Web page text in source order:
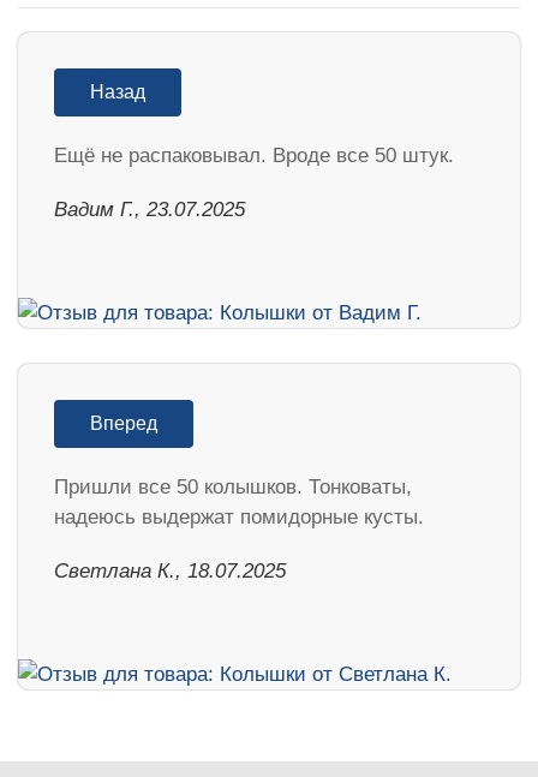
Назад
Ещё не распаковывал. Вроде все 50 штук.
Вадим Г., 23.07.2025
Вперед
Пришли все 50 колышков. Тонковаты,
надеюсь выдержат помидорные кусты.
Светлана К., 18.07.2025